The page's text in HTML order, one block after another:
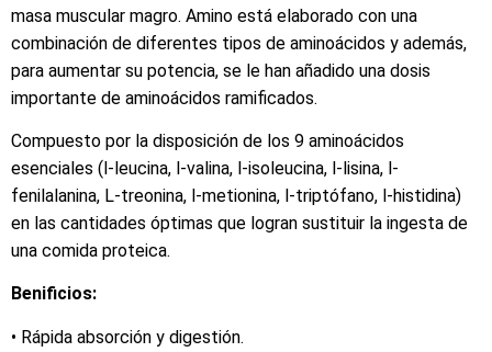
masa muscular magro. Amino está elaborado con una
combinación de diferentes tipos de aminoácidos y además,
para aumentar su potencia, se le han añadido una dosis
importante de aminoácidos ramificados.
Compuesto por la disposición de los 9 aminoácidos
esenciales (l-leucina, l-valina, l-isoleucina, l-lisina, l-
fenilalanina, L-treonina, l-metionina, l-triptófano, l-histidina)
en las cantidades óptimas que logran sustituir la ingesta de
una comida proteica.
Benificios:
• Rápida absorción y digestión.